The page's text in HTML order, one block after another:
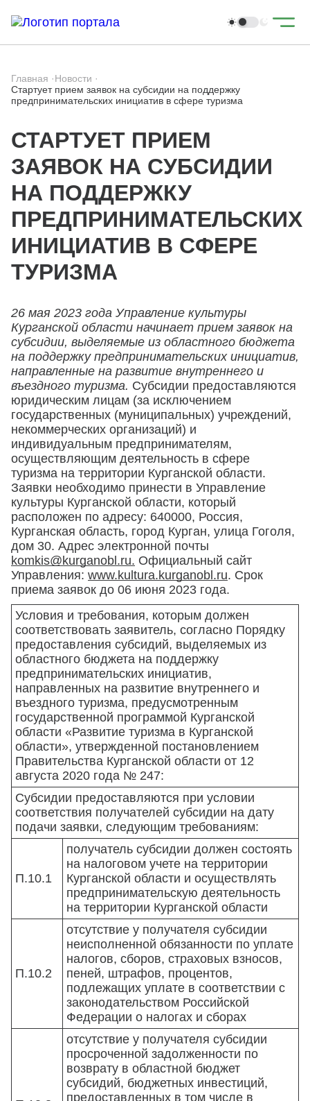
Главная ·Новости ·
Стартует прием заявок на субсидии на поддержку
предпринимательских инициатив в сфере туризма
СТАРТУЕТ ПРИЕМ
ЗАЯВОК НА СУБСИДИИ
НА ПОДДЕРЖКУ
ПРЕДПРИНИМАТЕЛЬСКИХ
ИНИЦИАТИВ В СФЕРЕ
ТУРИЗМА
26 мая 2023 года Управление культуры
Курганской области начинает прием заявок на
субсидии, выделяемые из областного бюджета
на поддержку предпринимательских инициатив,
направленные на развитие внутреннего и
въездного туризма. Субсидии предоставляются
юридическим лицам (за исключением
государственных (муниципальных) учреждений,
некоммерческих организаций) и
индивидуальным предпринимателям,
осуществляющим деятельность в сфере
туризма на территории Курганской области.
Заявки необходимо принести в Управление
культуры Курганской области, который
расположен по адресу: 640000, Россия,
Курганская область, город Курган, улица Гоголя,
дом 30. Адрес электронной почты
komkis@kurganobl.ru. Официальный сайт
Управления: www.kultura.kurganobl.ru. Срок
приема заявок до 06 июня 2023 года.
Условия и требования, которым должен
соответствовать заявитель, согласно Порядку
предоставления субсидий, выделяемых из
областного бюджета на поддержку
предпринимательских инициатив,
направленных на развитие внутреннего и
въездного туризма, предусмотренным
государственной программой Курганской
области «Развитие туризма в Курганской
области», утвержденной постановлением
Правительства Курганской области от 12
августа 2020 года № 247:
Субсидии предоставляются при условии
соответствия получателей субсидии на дату
подачи заявки, следующим требованиям:
П.10.1
получатель субсидии должен состоять
на налоговом учете на территории
Курганской области и осуществлять
предпринимательскую деятельность
на территории Курганской области
П.10.2
отсутствие у получателя субсидии
неисполненной обязанности по уплате
налогов, сборов, страховых взносов,
пеней, штрафов, процентов,
подлежащих уплате в соответствии с
законодательством Российской
Федерации о налогах и сборах
отсутствие у получателя субсидии
просроченной задолженности по
возврату в областной бюджет
субсидий, бюджетных инвестиций,
предоставленных в том числе в